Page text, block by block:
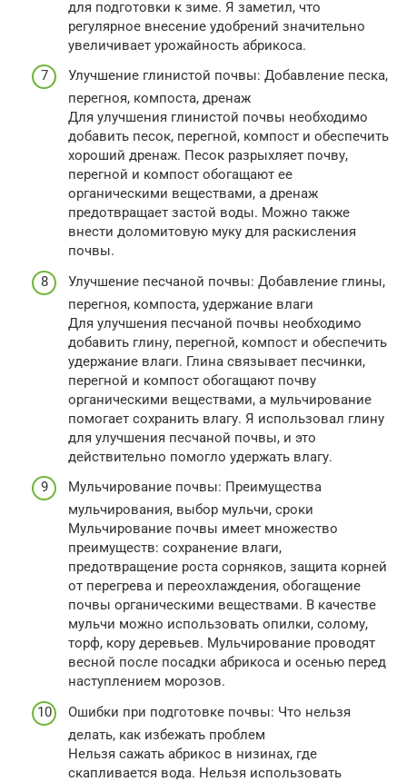
для подготовки к зиме. Я заметил, что
регулярное внесение удобрений значительно
увеличивает урожайность абрикоса.
Улучшение глинистой почвы: Добавление песка,
перегноя, компоста, дренаж
Для улучшения глинистой почвы необходимо
добавить песок, перегной, компост и обеспечить
хороший дренаж. Песок разрыхляет почву,
перегной и компост обогащают ее
органическими веществами, а дренаж
предотвращает застой воды. Можно также
внести доломитовую муку для раскисления
почвы.
Улучшение песчаной почвы: Добавление глины,
перегноя, компоста, удержание влаги
Для улучшения песчаной почвы необходимо
добавить глину, перегной, компост и обеспечить
удержание влаги. Глина связывает песчинки,
перегной и компост обогащают почву
органическими веществами, а мульчирование
помогает сохранить влагу. Я использовал глину
для улучшения песчаной почвы, и это
действительно помогло удержать влагу.
Мульчирование почвы: Преимущества
мульчирования, выбор мульчи, сроки
Мульчирование почвы имеет множество
преимуществ: сохранение влаги,
предотвращение роста сорняков, защита корней
от перегрева и переохлаждения, обогащение
почвы органическими веществами. В качестве
мульчи можно использовать опилки, солому,
торф, кору деревьев. Мульчирование проводят
весной после посадки абрикоса и осенью перед
наступлением морозов.
Ошибки при подготовке почвы: Что нельзя
делать, как избежать проблем
Нельзя сажать абрикос в низинах, где
скапливается вода. Нельзя использовать